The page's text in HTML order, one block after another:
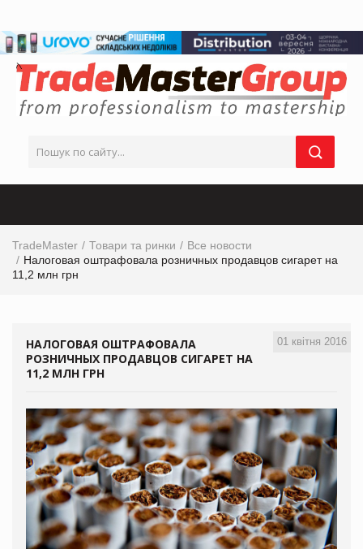
TradeMaster Товари та ринки
Все новости
Налоговая оштрафовала розничных продавцов сигарет на
11,2 млн грн
01 квітня 2016
НАЛОГОВАЯ ОШТРАФОВАЛА
РОЗНИЧНЫХ ПРОДАВЦОВ СИГАРЕТ НА
11,2 МЛН ГРН